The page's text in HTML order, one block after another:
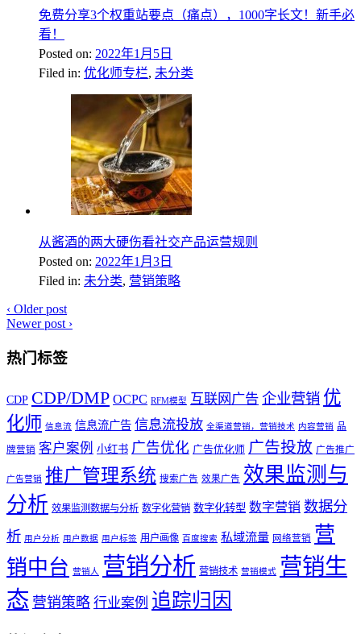
免费分享3个权重站要点（痛点），1000字长文！新手必
看！
Posted on: 2022年1月5日
Filed in: 优化师专栏, 未分类
从酱酒的两大硬伤看社交产品运营规则
Posted on: 2022年1月3日
Filed in: 未分类, 营销策略
‹ Older post
Newer post ›
热门标签
CDP CDP/DMP OCPC RFM模型 互联网广告 企业营销 优
化师 信息流 信息流广告 信息流投放 全渠道营销，营销技术 内容营销 品
牌营销 客户案例 小红书 广告优化 广告优化师 广告投放 广告推广
广告营销 推广管理系统 搜索广告 效果广告 效果监测与
分析 效果监测数据与分析 数字化营销 数字化转型 数字营销 数据分
析 用户分析 用户数据 用户标签 用户画像 百度搜索 私域流量 网络营销 营
销中台 营销人 营销分析 营销技术 营销模式 营销生
态 营销策略 行业案例 追踪归因